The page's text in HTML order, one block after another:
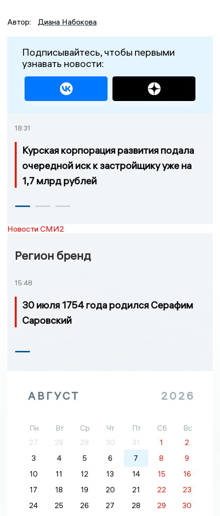
Автор: Диана Набокова
Подписывайтесь, чтобы первыми
узнавать новости:
18:31
Курская корпорация развития подала
очередной иск к застройщику уже на
1,7 млрд рублей
Новости СМИ2
Регион бренд
15:48
30 июля 1754 года родился Серафим
Саровский
АВГУСТ 2026
Пн Вт Ср Чт Пт Сб
Вс
27
28 29 30 31 1
2
3
4 5 6 7 8
9
10
11 12 13 14 15
16
17
18 19 20 21 22
23
24
25 26 27 28 29
30